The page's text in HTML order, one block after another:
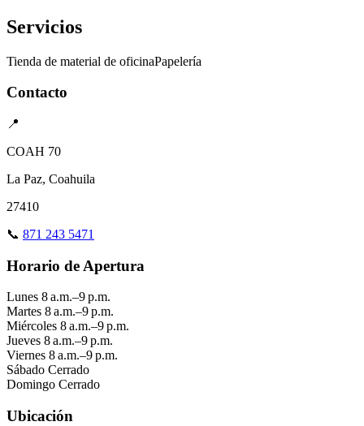
Servicios
Tienda de material de oficinaPapelería
Contacto
📍
COAH 70
La Paz, Coahuila
27410
📞 871 243 5471
Horario de Apertura
Lunes 8 a.m.–9 p.m.
Martes 8 a.m.–9 p.m.
Miércoles 8 a.m.–9 p.m.
Jueves 8 a.m.–9 p.m.
Viernes 8 a.m.–9 p.m.
Sábado Cerrado
Domingo Cerrado
Ubicación